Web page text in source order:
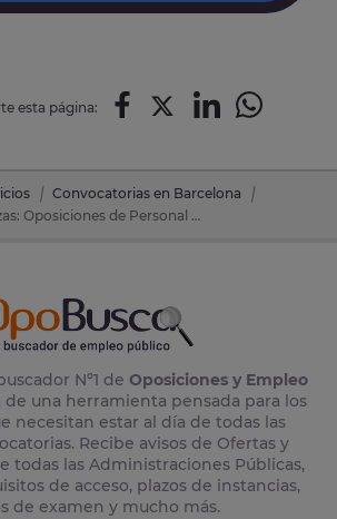
esta página:
Convocatorias en Barcelona
Convocatoria de 2 plazas: Oposiciones de Personal Servicios en Mollet Del Valles (Barcelona)
Nº1 de Oposiciones y Empleo
de una herramienta pensada para los
necesitan estar al día de todas las
Recibe avisos de Ofertas y
todas las Administraciones Públicas,
de acceso, plazos de instancias,
de examen y mucho más.